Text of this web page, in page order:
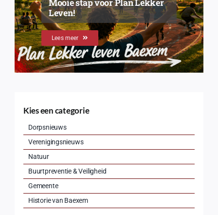
Leven!
Lees meer
Kies een categorie
Dorpsnieuws
Verenigingsnieuws
Natuur
Buurtpreventie & Veiligheid
Gemeente
Historie van Baexem